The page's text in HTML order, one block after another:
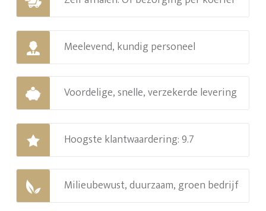
Meelevend, kundig personeel
Voordelige, snelle, verzekerde levering
Hoogste klantwaardering: 9.7
Milieubewust, duurzaam, groen bedrijf